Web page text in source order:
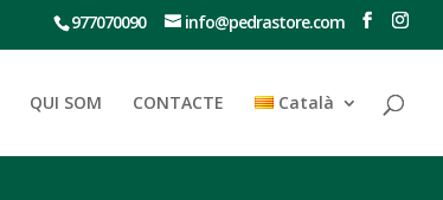
977070090 info@pedrastore.com
QUI SOM CONTACTE Català